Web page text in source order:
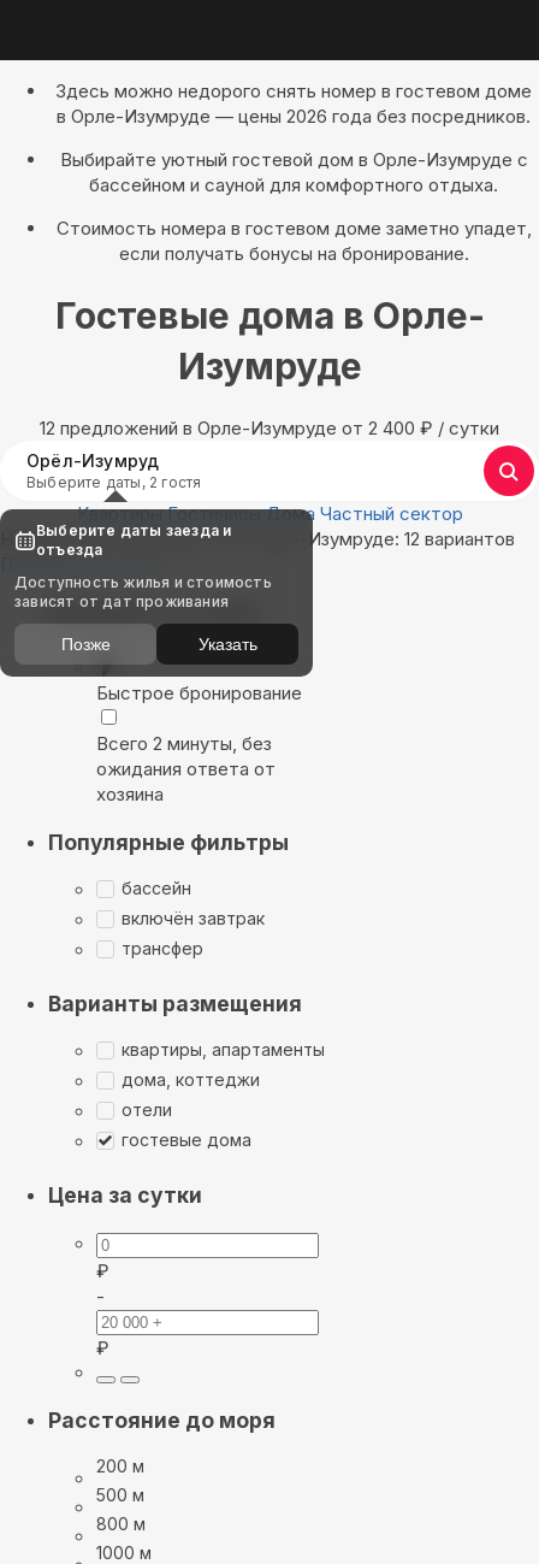
Здесь можно недорого снять номер в гостевом доме
в Орле-Изумруде — цены 2026 года без посредников.
Выбирайте уютный гостевой дом в Орле-Изумруде с
бассейном и сауной для комфортного отдыха.
Стоимость номера в гостевом доме заметно упадет,
если получать бонусы на бронирование.
Гостевые дома в Орле-
Изумруде
12 предложений в Орле-Изумруде oт 2 400 ₽ / сутки
Орёл-Изумруд
Выберите даты, 2 гостя
Квартиры Гостиницы Дома Частный сектор
Найдём, где остановиться в Орле-Изумруде: 12 вариантов
Показать на карте
Выбирайте лучшее
Быстрое бронирование
Всего 2 минуты, без
ожидания ответа от
хозяина
Популярные фильтры
бассейн
включён завтрак
трансфер
Варианты размещения
квартиры, апартаменты
дома, коттеджи
отели
гостевые дома
Цена за сутки
₽
-
₽
Расстояние до моря
200 м
500 м
800 м
1000 м
Выберите даты заезда и
отъезда
Доступность жилья и стоимость
зависят от дат проживания
Позже Указать